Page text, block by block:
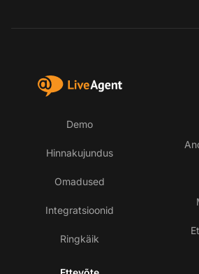
Demo
Hinnakujundus
Omadused
Integratsioonid
Ringkäik